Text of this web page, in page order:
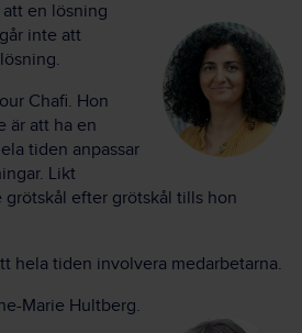
en lösning
inte att
Chafi. Hon
är att ha en
tiden anpassar
Likt
grötskål efter grötskål tills hon
hela tiden involvera medarbetarna.
Marie Hultberg.